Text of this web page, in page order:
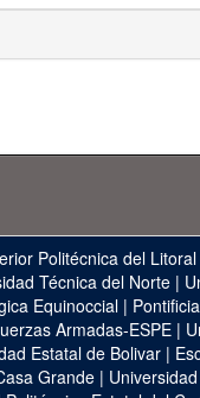
Politécnica del Litoral
Técnica del Norte|
Equinoccial|
Armadas-ESPE |
Estatal de Bolivar|
Grande |